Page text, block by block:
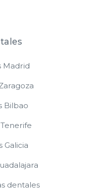
Madrid
Bilbao
Galicia
dentales